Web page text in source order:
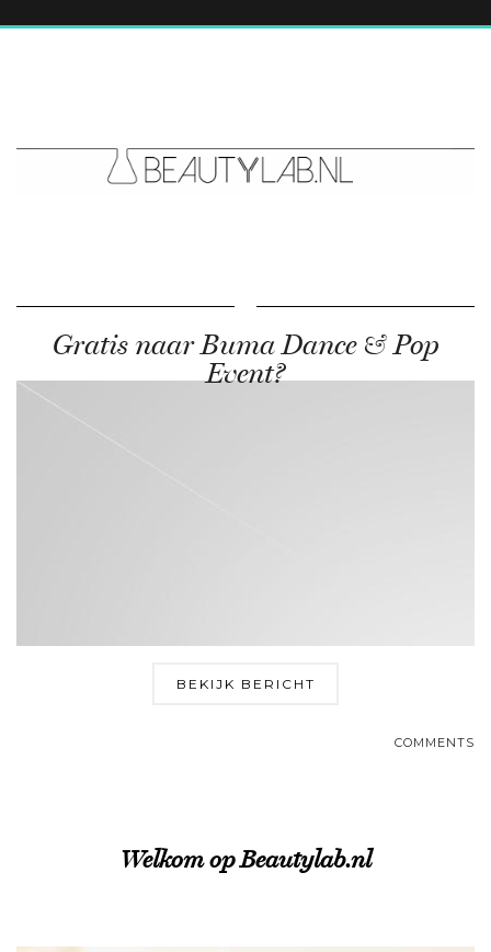
Gratis naar Buma Dance & Pop
Event?
BEKIJK BERICHT
COMMENTS
Welkom op Beautylab.nl